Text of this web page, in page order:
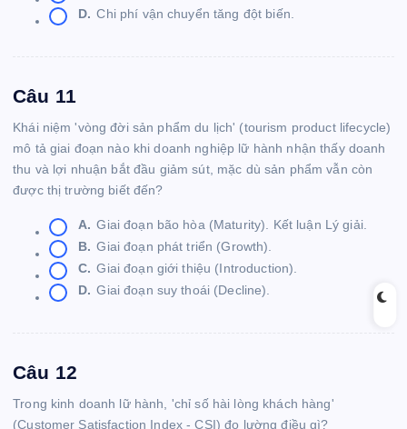
D. Chi phí vận chuyển tăng đột biến.
Câu 11
Khái niệm 'vòng đời sản phẩm du lịch' (tourism product lifecycle)
mô tả giai đoạn nào khi doanh nghiệp lữ hành nhận thấy doanh
thu và lợi nhuận bắt đầu giảm sút, mặc dù sản phẩm vẫn còn
được thị trường biết đến?
A. Giai đoạn bão hòa (Maturity). Kết luận Lý giải.
B. Giai đoạn phát triển (Growth).
C. Giai đoạn giới thiệu (Introduction).
D. Giai đoạn suy thoái (Decline).
Câu 12
Trong kinh doanh lữ hành, 'chỉ số hài lòng khách hàng'
(Customer Satisfaction Index - CSI) đo lường điều gì?